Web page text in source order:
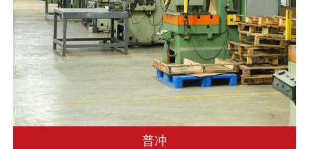
普冲